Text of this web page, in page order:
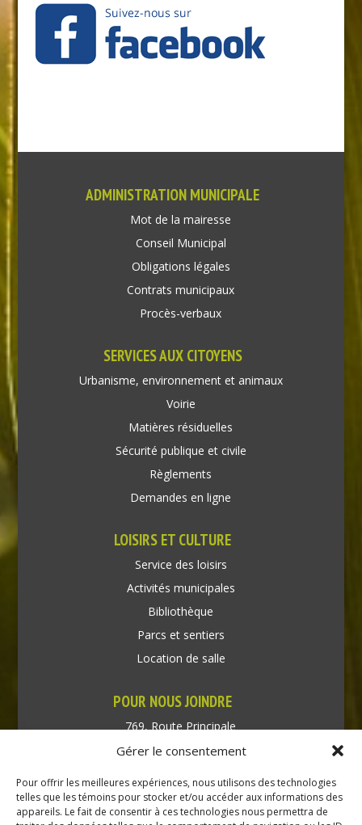
Gérer le consentement
Pour offrir les meilleures expériences, nous utilisons des technologies
telles que les témoins pour stocker et/ou accéder aux informations des
appareils. Le fait de consentir à ces technologies nous permettra de
ADMINISTRATION MUNICIPALE
Mot de la mairesse
Conseil Municipal
Obligations légales
Contrats municipaux
Procès-verbaux
SERVICES AUX CITOYENS
Urbanisme, environnement et animaux
Voirie
Matières résiduelles
Sécurité publique et civile
Règlements
Demandes en ligne
LOISIRS ET CULTURE
Service des loisirs
Activités municipales
Bibliothèque
Parcs et sentiers
Location de salle
POUR NOUS JOINDRE
769, Route Principale
Très-Saint-Rédempteur
Téléphone : (450) 451-5203